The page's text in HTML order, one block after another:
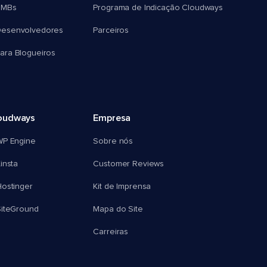
Blogueiros
Programa de Indicação Cloudways
Parceiros
Engine
Empresa
Sobre nós
Customer Reviews
Kit de Imprensa
Mapa do Site
Carreiras